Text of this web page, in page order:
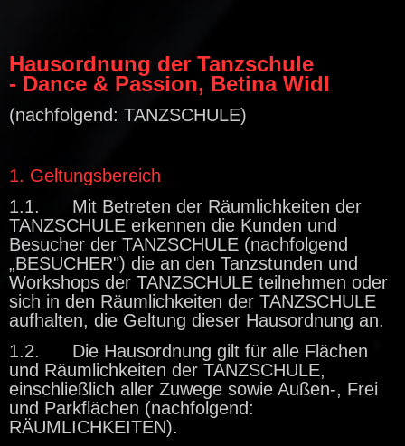
Hausordnung der Tanzschule
- Dance & Passion, Betina Widl
(nachfolgend: TANZSCHULE)
1. Geltungsbereich
1.1. Mit Betreten der Räumlichkeiten der
TANZSCHULE erkennen die Kunden und
Besucher der TANZSCHULE (nachfolgend
„BESUCHER") die an den Tanzstunden und
Workshops der TANZSCHULE teilnehmen oder
sich in den Räumlichkeiten der TANZSCHULE
aufhalten, die Geltung dieser Hausordnung an.
1.2. Die Hausordnung gilt für alle Flächen
und Räumlichkeiten der TANZSCHULE,
einschließlich aller Zuwege sowie Außen-, Frei
und Parkflächen (nachfolgend:
RÄUMLICHKEITEN).